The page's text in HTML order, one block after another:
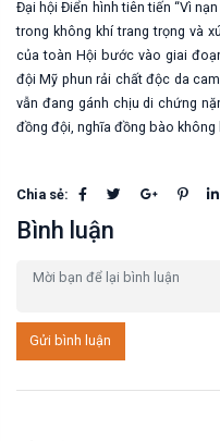
Đại hội Điển hình tiên tiến “Vì
trong không khí trang trọng và
của toàn Hội bước vào giai
đội Mỹ phun rải chất độc da
vẫn đang gánh chịu di chứng
đồng đội, nghĩa đồng bào không
Chia sẻ:
Bình luận
Gửi bình luận